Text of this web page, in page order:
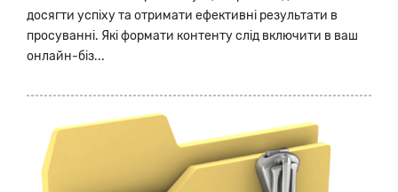
досягти успіху та отримати ефективні результати в
просуванні. Які формати контенту слід включити в ваш
онлайн-біз...